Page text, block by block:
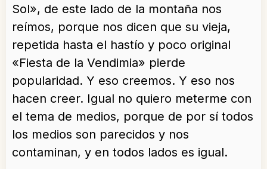
Sol», de este lado de la montaña nos
reímos, porque nos dicen que su vieja,
repetida hasta el hastío y poco original
«Fiesta de la Vendimia» pierde
popularidad. Y eso creemos. Y eso nos
hacen creer. Igual no quiero meterme con
el tema de medios, porque de por sí todos
los medios son parecidos y nos
contaminan, y en todos lados es igual.